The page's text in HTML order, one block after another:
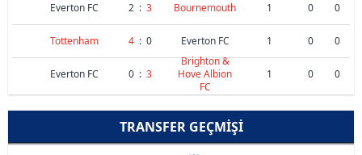
Everton FC 2 : 3 Bournemouth 1 0 0
Tottenham 4 : 0 Everton FC 1 0 0
Everton FC 0 : 3
Brighton &
Hove Albion
FC
1 0 0
TRANSFER GEÇMIŞI